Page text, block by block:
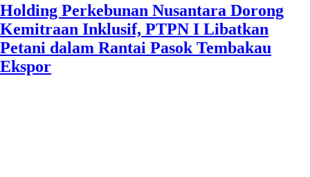
Holding Perkebunan Nusantara Dorong
Kemitraan Inklusif, PTPN I Libatkan
Petani dalam Rantai Pasok Tembakau
Ekspor